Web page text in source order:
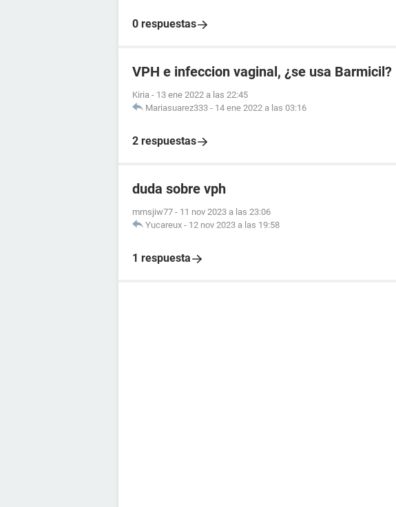
0 respuestas
VPH e infeccion vaginal, ¿se usa Barmicil?
Kiria - 13 ene 2022 a las 22:45
Mariasuarez333 - 14 ene 2022 a las 03:16
2 respuestas
duda sobre vph
mrnsjiw77 - 11 nov 2023 a las 23:06
Yucareux - 12 nov 2023 a las 19:58
1 respuesta